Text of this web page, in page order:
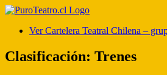
Ver Cartelera Teatral Chilena –
Clasificación: Trenes